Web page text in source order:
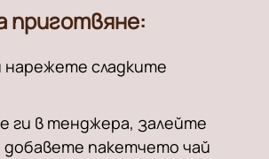
приготвяне:
сладките
ги в тенджера, залейте
добавете пакетчето чай